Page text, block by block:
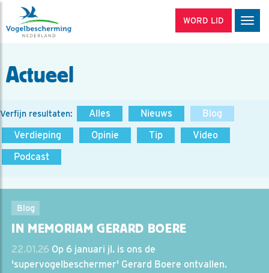
WORD LID
Actueel
Verfijn resultaten: Alles Nieuws
Blog
Verdieping
Opinie Tip
Video
Podcast
Blog
IN MEMORIAM GERARD BOERE
22.01.26 Op 6 januari jl. is ons de
'supervogelbeschermer' Gerard Boere ontvallen.